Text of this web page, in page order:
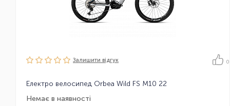
Залишити вiдгук 0
Електро велосипед Orbea Wild FS M10 22
Немає в наявності